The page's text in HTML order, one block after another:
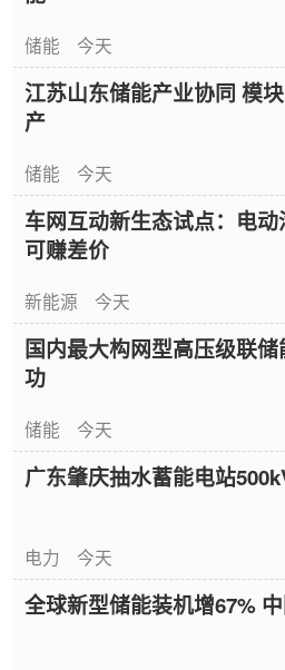
储能 今天
江苏山东储能产业协同 模
产
储能 今天
车网互动新生态试点：电
可赚差价
新能源 今天
国内最大构网型高压级联
功
储能 今天
广东肇庆抽水蓄能电站
电力 今天
全球新型储能装机增67%